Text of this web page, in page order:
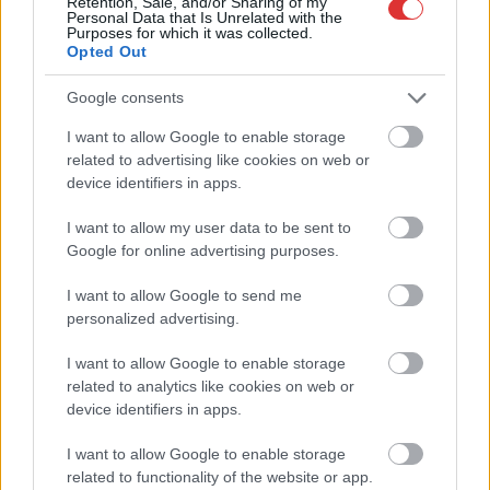
Personal Data that Is Unrelated with the
Purposes for which it was collected.
Opted Out
Google consents
I want to allow Google to enable storage
related to advertising like cookies on web or
device identifiers in apps.
I want to allow my user data to be sent to
Google for online advertising purposes.
I want to allow Google to send me
personalized advertising.
I want to allow Google to enable storage
related to analytics like cookies on web or
device identifiers in apps.
I want to allow Google to enable storage
related to functionality of the website or app.
Hírlevél feliratkozás
Adja meg keresztnevét:
Megismertem és elfogadom a GDPR-szabályzatot
Nem szeretne lemaradni semmiről? Csak egy kattintás, és hírlevelünk a
postaládájába érkezik!
A SZOL24 legfrissebb 24 cikke